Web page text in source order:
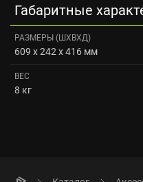
Габаритные
РАЗМЕРЫ (ШXВXД)
609 x 242 x 416 мм
ВЕС
8 кг